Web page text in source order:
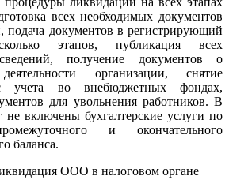
всех необходимых документов
подача документов в регистрирующий
этапов, публикация всех
получение документов о
организации, снятие
учета во внебюджетных фондах,
для увольнения работников. В
не включены бухгалтерские услуги по
и окончательного
баланса.
ООО в налоговом органе